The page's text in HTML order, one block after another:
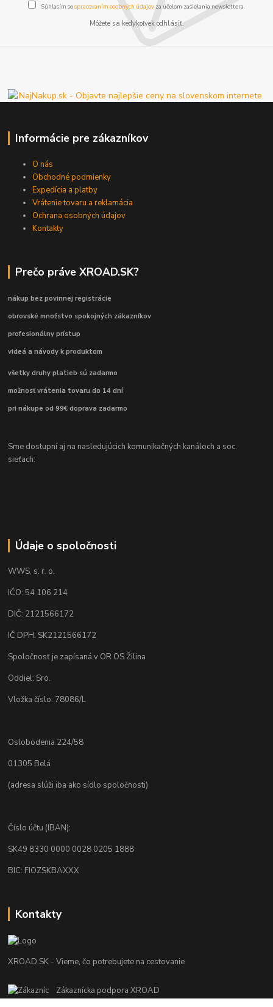
Súhlasím sospracovaním osobných údajov za účelom zasielania newslettera.
Môžete sa kedykoľvek odhlásiť.
Informácie pre zákazníkov
O nás
Obchodné podmienky
Expedícia a platby
Vrátenie tovaru a reklamácia
Ochrana osobných údajov
Kontakty
Prečo práve XROAD.SK?
nákup bez povinnej registrácie
obrovské množstvo spokojných zákazníkov
profesionálny prístup
videá a návody k produktom
všetky druhy platieb sú zadarmo
možnosť vrátenia tovaru do 14 dní
pri nákupe od 99€ doprava zadarmo
Sme dostupní aj na nasledujúcich komunikačných kanáloch a soc.
sieťach:
Údaje o spoločnosti
WWS, s. r. o.
IČO: 54 106 214
DIČ: 2121566172
IČ DPH: SK2121566172
Spoločnosť je zapísaná v OR OS Žilina
Oddiel: Sro.
Vložka číslo: 78086/L
Oslobodenia 224/58
01305 Belá
(adresa slúži iba ako sídlo spoločnosti)
Číslo účtu (IBAN):
SK49 8330 0000 0028 0205 1888
BIC: FIOZSKBAXXX
Kontakty
XROAD.SK - Vieme, čo potrebujete na cestovanie
Zákaznícka podpora XROAD
+421 948 013 566